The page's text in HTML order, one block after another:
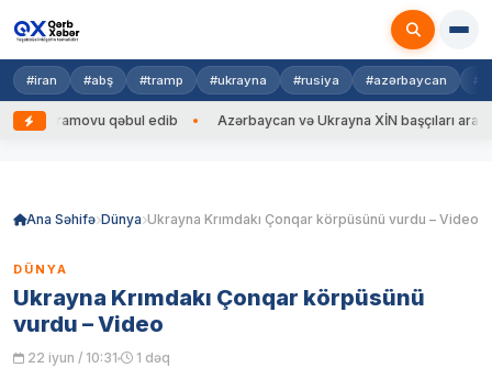
#iran #abş #tramp #ukrayna #rusiya #azərbaycan
qəbul edib Azərbaycan və Ukrayna XİN başçıları
Ana Səhifə Dünya Ukrayna Krımdakı Çonqar körpüsünü vurdu – Video
DÜNYA
Ukrayna Krımdakı Çonqar körpüsünü
vurdu – Video
22 iyun / 10:31 1 dəq